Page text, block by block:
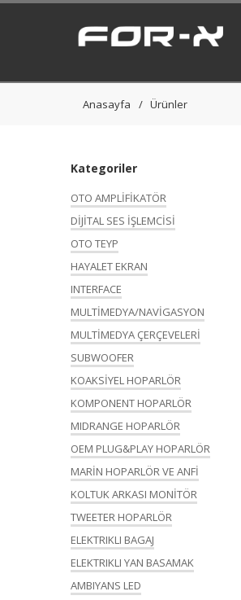
Anasayfa Ürünler
Kategoriler
OTO AMPLİFİKATÖR
DİJİTAL SES İŞLEMCİSİ
OTO TEYP
HAYALET EKRAN
INTERFACE
MULTİMEDYA/NAVİGASYON
MULTİMEDYA ÇERÇEVELERİ
SUBWOOFER
KOAKSİYEL HOPARLÖR
KOMPONENT HOPARLÖR
MIDRANGE HOPARLÖR
OEM PLUG&PLAY HOPARLÖR
MARİN HOPARLÖR VE ANFİ
KOLTUK ARKASI MONİTÖR
TWEETER HOPARLÖR
ELEKTRIKLI BAGAJ
ELEKTRIKLI YAN BASAMAK
AMBIYANS LED